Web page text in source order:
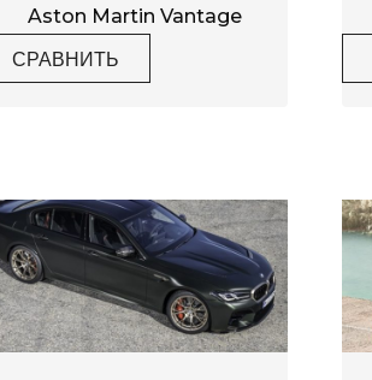
ц
е
к
0
Aston Martin Vantage
СРАВНИТЬ